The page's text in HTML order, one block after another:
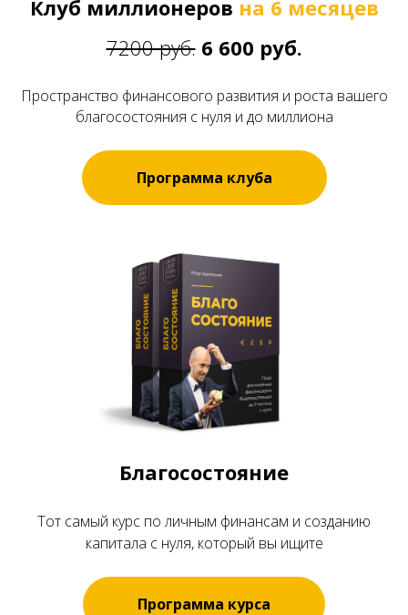
Клуб миллионеров на 6 месяцев
7200 руб. 6 600 руб.
Пространство финансового развития и роста вашего
благосостояния с нуля и до миллиона
Программа клуба
Благосостояние
Тот самый курс по личным финансам и созданию
капитала с нуля, который вы ищите
Программа курса